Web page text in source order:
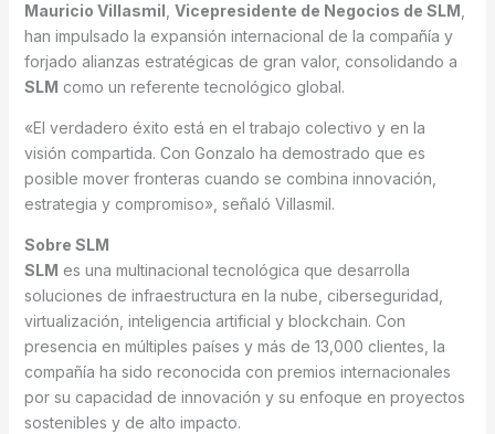
Mauricio Villasmil Vicepresidente de Negocios de SLM
han impulsado la expansión internacional de la compañía y
forjado alianzas estratégicas de gran valor, consolidando a
SLM como un referente tecnológico global.
«El verdadero éxito está en el trabajo colectivo y en la
visión compartida. Con Gonzalo ha demostrado que es
posible mover fronteras cuando se combina innovación,
estrategia y compromiso», señaló Villasmil.
Sobre SLM
SLM es una multinacional tecnológica que desarrolla
soluciones de infraestructura en la nube, ciberseguridad,
virtualización, inteligencia artificial y blockchain. Con
presencia en múltiples países y más de 13,000 clientes, la
compañía ha sido reconocida con premios internacionales
por su capacidad de innovación y su enfoque en proyectos
sostenibles y de alto impacto.